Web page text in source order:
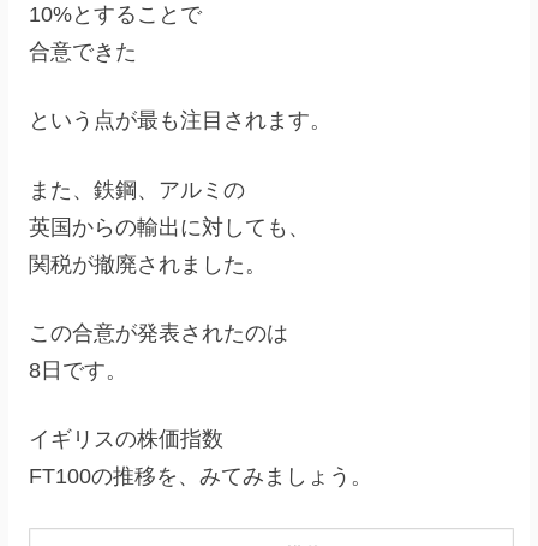
10%とすることで
合意できた
という点が最も注目されます。
また、鉄鋼、アルミの
英国からの輸出に対しても、
関税が撤廃されました。
この合意が発表されたのは
8日です。
イギリスの株価指数
FT100の推移を、みてみましょう。